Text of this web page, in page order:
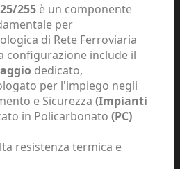
255è un componente
per
di Rete Ferroviaria
configurazione include il
dedicato,
per l'impiego negli
e Sicurezza (Impianti
in Policarbonato (PC)
resistenza termica e